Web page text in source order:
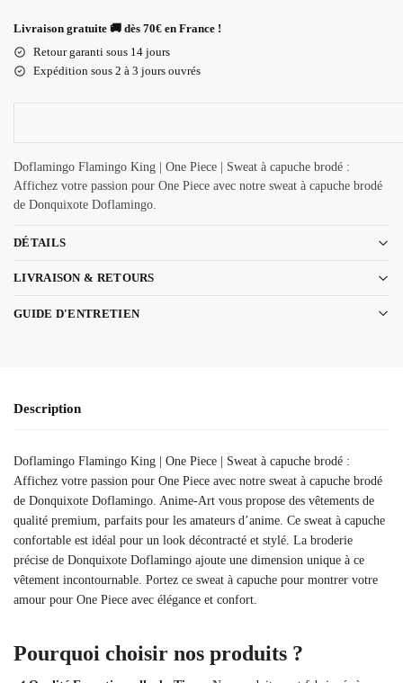
Livraison gratuite 🚚 dès 70€ en France !
Retour garanti sous 14 jours
Expédition sous 2 à 3 jours ouvrés
Doflamingo Flamingo King | One Piece | Sweat à capuche brodé :
Affichez votre passion pour One Piece avec notre sweat à capuche brodé
de Donquixote Doflamingo.
DÉTAILS
LIVRAISON & RETOURS
GUIDE D'ENTRETIEN
Description
Doflamingo Flamingo King | One Piece | Sweat à capuche brodé :
Affichez votre passion pour One Piece avec notre sweat à capuche brodé
de Donquixote Doflamingo. Anime-Art vous propose des vêtements de
qualité premium, parfaits pour les amateurs d’anime. Ce sweat à capuche
confortable est idéal pour un look décontracté et stylé. La broderie
précise de Donquixote Doflamingo ajoute une dimension unique à ce
vêtement incontournable. Portez ce sweat à capuche pour montrer votre
amour pour One Piece avec élégance et confort.
Pourquoi choisir nos produits ?